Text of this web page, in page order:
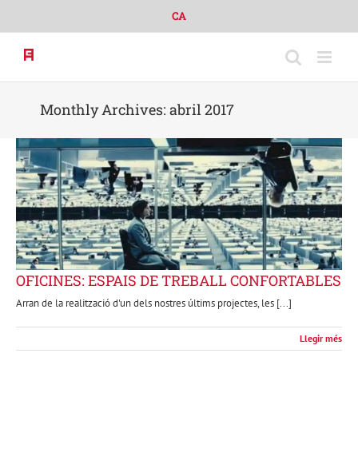
content
CA
Monthly Archives: abril 2017
OFICINES: ESPAIS DE TREBALL CONFORTABLES
Arran de la realització d'un dels nostres últims projectes, les [...]
Llegir més